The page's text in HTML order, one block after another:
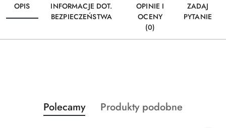
OPIS
INFORMACJE DOT.
BEZPIECZEŃSTWA
OPINIE I
OCENY
(0)
ZADAJ
PYTANIE
Pomiń karuzelę produktów
Produkty
o
Polecamy
Produkty
Produkty podobne